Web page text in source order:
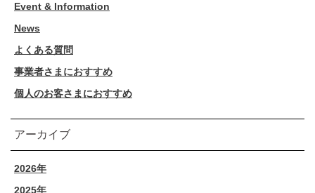
Event & Information
News
よくある質問
事業者さまにおすすめ
個人のお客さまにおすすめ
アーカイブ
2026年
2025年